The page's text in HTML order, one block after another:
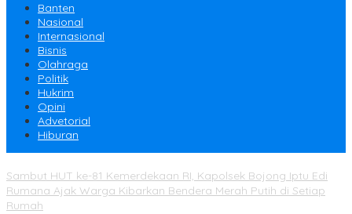
Banten
Nasional
Internasional
Bisnis
Olahraga
Politik
Hukrim
Opini
Advetorial
Hiburan
Sambut HUT ke-81 Kemerdekaan RI, Kapolsek Bojong Iptu Edi
Rumana Ajak Warga Kibarkan Bendera Merah Putih di Setiap
Rumah